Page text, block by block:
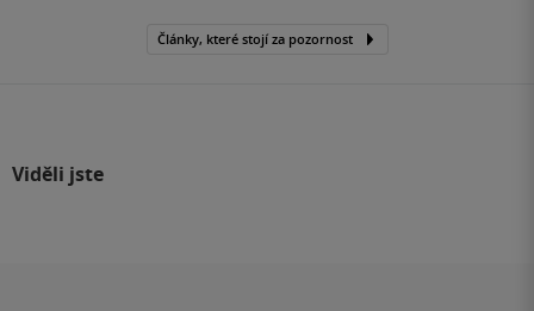
Články, které stojí za pozornost
Viděli jste